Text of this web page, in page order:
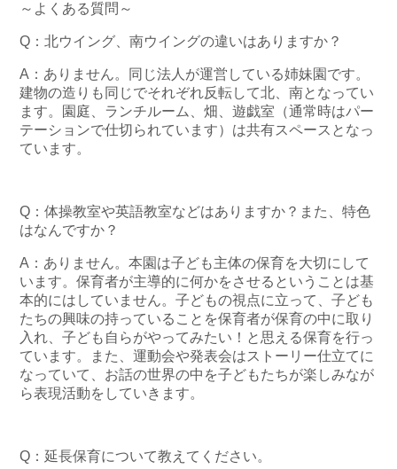
～よくある質問～
Q：北ウイング、南ウイングの違いはありますか？
A：ありません。同じ法人が運営している姉妹園です。
建物の造りも同じでそれぞれ反転して北、南となってい
ます。園庭、ランチルーム、畑、遊戯室（通常時はパー
テーションで仕切られています）は共有スペースとなっ
ています。
Q：体操教室や英語教室などはありますか？また、特色
はなんですか？
A：ありません。本園は子ども主体の保育を大切にして
います。保育者が主導的に何かをさせるということは基
本的にはしていません。子どもの視点に立って、子ども
たちの興味の持っていることを保育者が保育の中に取り
入れ、子ども自らがやってみたい！と思える保育を行っ
ています。また、運動会や発表会はストーリー仕立てに
なっていて、お話の世界の中を子どもたちが楽しみなが
ら表現活動をしていきます。
Q：延長保育について教えてください。